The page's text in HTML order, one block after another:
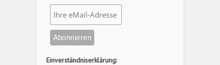
Einverständniserklärung: